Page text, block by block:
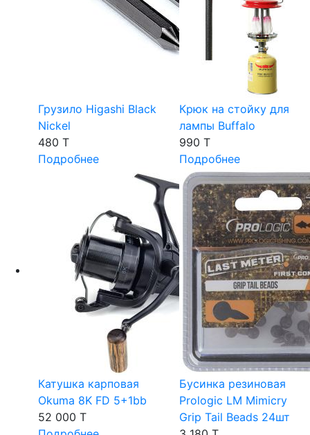
Грузило Higashi Black
Nickel
480 T
Подробнее
Крюк на стойку для
лампы Buffalo
990 T
Подробнее
Катушка карповая
Okuma 8K FD 5+1bb
52 000 T
Бусинка резиновая
Prologic LM Mimicry
Grip Tail Beads 24шт